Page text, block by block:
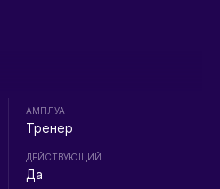
АМПЛУА
Тренер
ДЕЙСТВУЮЩИЙ
Да